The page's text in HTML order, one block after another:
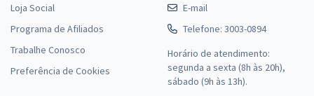
Loja Social
Programa de Afiliados
Trabalhe Conosco
Preferência de Cookies
E-mail
Telefone: 3003-0894
Horário de atendimento:
segunda a sexta (8h às 20h),
sábado (9h às 13h).